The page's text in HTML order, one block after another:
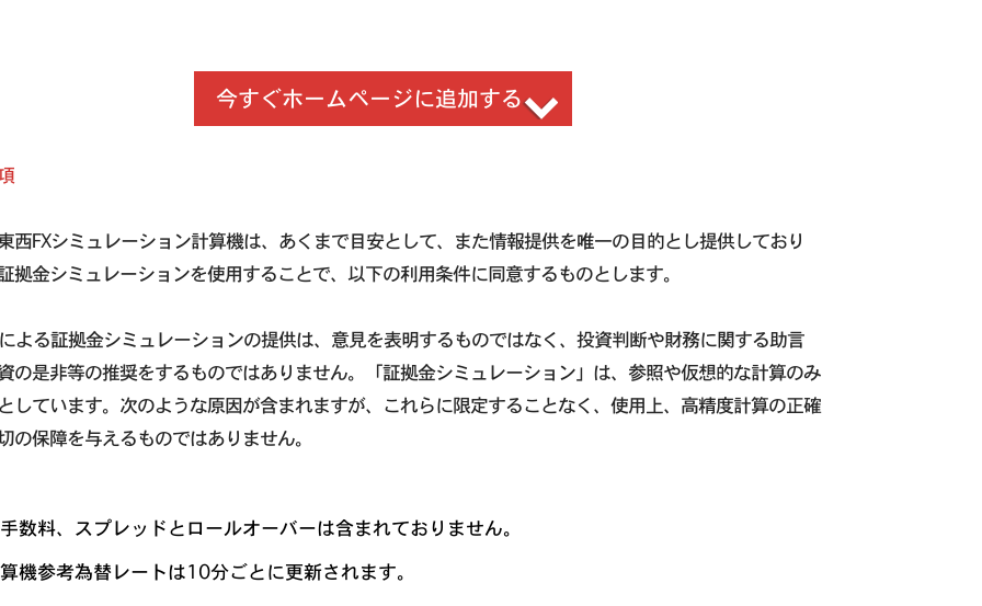
今すぐホームページに追加する
西FXシミュレーション計算機は、あくまで目安として、また情報提供を唯一の目的とし提供しており
拠金シミュレーションを使用することで、以下の利用条件に同意するものとします。
よる証拠金シミュレーションの提供は、意見を表明するものではなく、投資判断や財務に関する助言
の是非等の推奨をするものではありません。「証拠金シミュレーション」は、参照や仮想的な計算のみ
しています。次のような原因が含まれますが、これらに限定することなく、使用上、高精度計算の正確
の保障を与えるものではありません。
数料、スプレッドとロールオーバーは含まれておりません。
機参考為替レートは10分ごとに更新されます。